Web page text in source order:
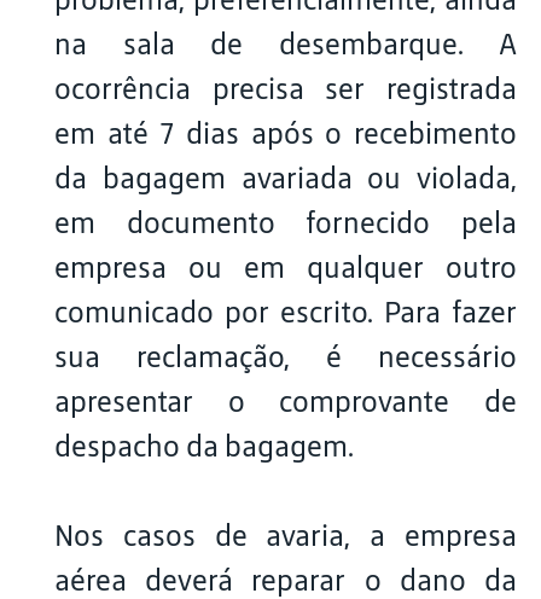
na sala de desembarque. A
ocorrência precisa ser registrada
em até 7 dias após o recebimento
da bagagem avariada ou violada,
em documento fornecido pela
empresa ou em qualquer outro
comunicado por escrito. Para fazer
sua reclamação, é necessário
apresentar o comprovante de
despacho da bagagem.
Nos casos de avaria, a empresa
aérea deverá reparar o dano da